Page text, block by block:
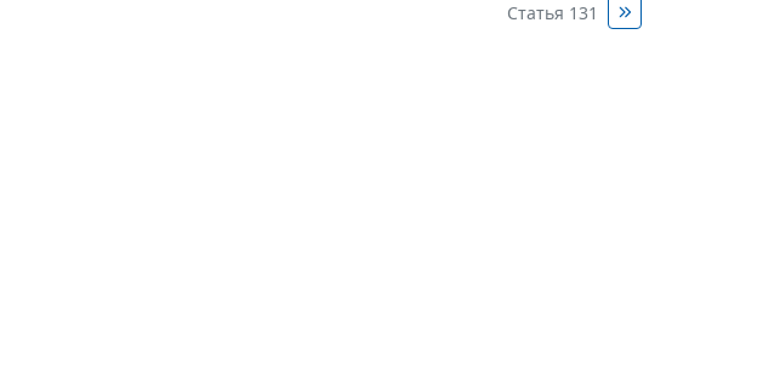
Статья 131